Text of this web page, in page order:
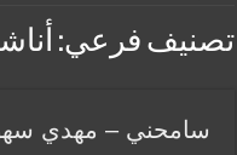
تصنيف فرعي:
سامحني – مهدي